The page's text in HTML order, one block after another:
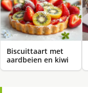
Biscuittaart met
aardbeien en kiwi